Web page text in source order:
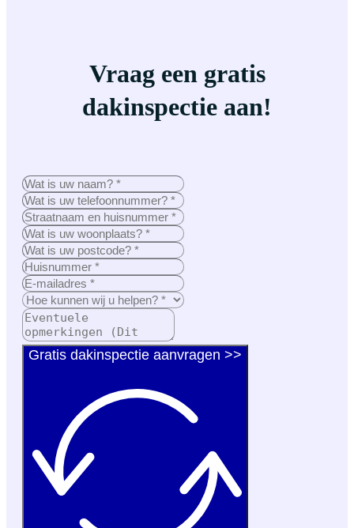
Vraag een gratis
dakinspectie aan!
Gratis dakinspectie aanvragen >>